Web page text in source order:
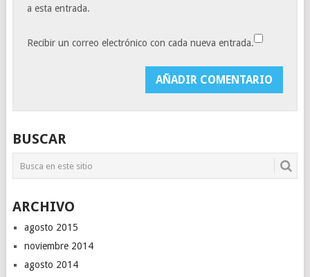
a esta entrada.
Recibir un correo electrónico con cada nueva entrada.
BUSCAR
ARCHIVO
agosto 2015
noviembre 2014
agosto 2014